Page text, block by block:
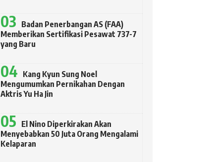
Badan Penerbangan AS (FAA)
Memberikan Sertifikasi Pesawat 737-7
yang Baru
Kang Kyun Sung Noel
Mengumumkan Pernikahan Dengan
Aktris Yu Ha Jin
El Nino Diperkirakan Akan
Menyebabkan 50 Juta Orang Mengalami
Kelaparan